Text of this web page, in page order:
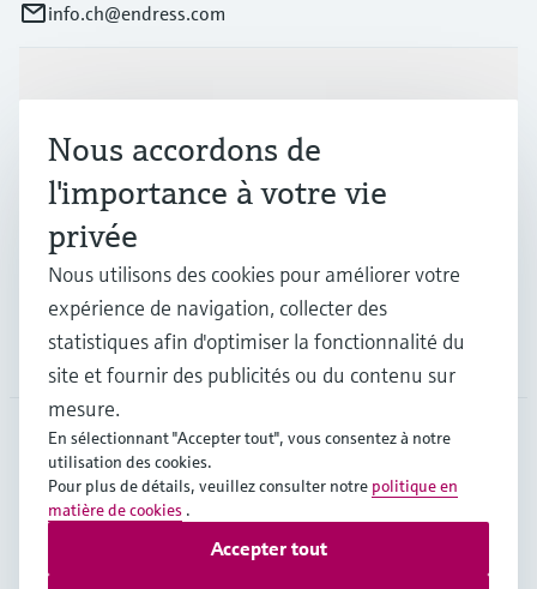
info.ch@endress.com
Industries
Support
Société
CHE•Français
Copyright © Endress+Hauser Group Services AG
Nous accordons de
l'importance à votre vie
privée
Nous utilisons des cookies pour améliorer votre
expérience de navigation, collecter des
statistiques afin d'optimiser la fonctionnalité du
site et fournir des publicités ou du contenu sur
mesure.
En sélectionnant "Accepter tout", vous consentez à notre
utilisation des cookies.
Pour plus de détails, veuillez consulter notre politique en
matière de cookies .
Accepter tout